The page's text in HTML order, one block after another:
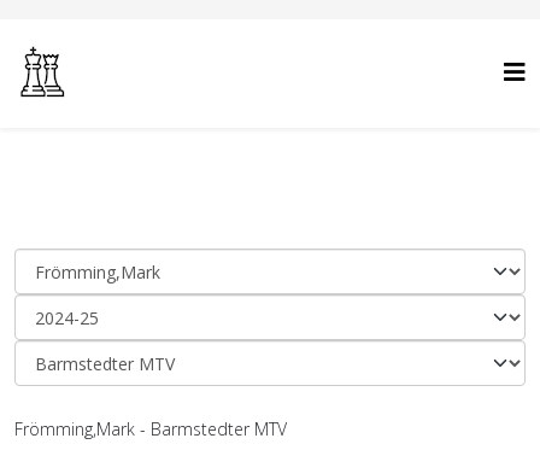
Frömming,Mark - Barmstedter MTV